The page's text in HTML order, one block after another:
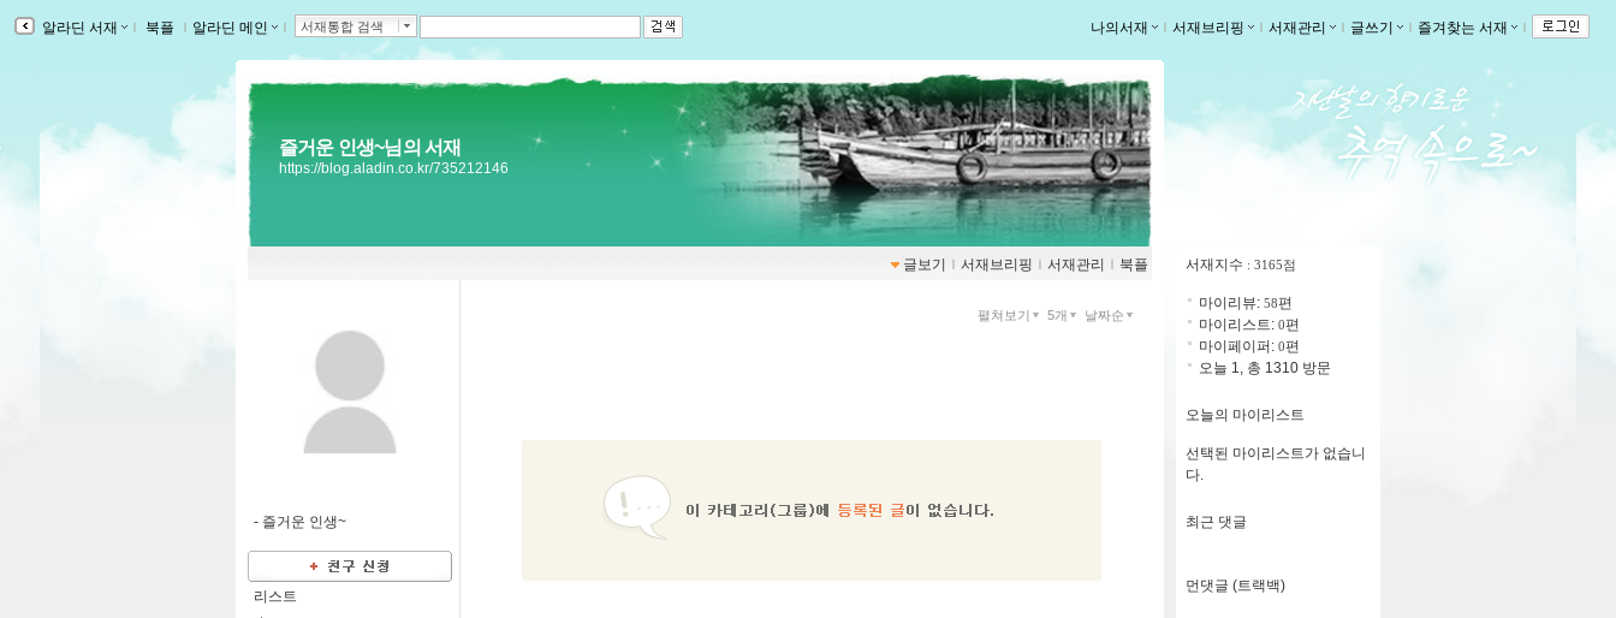
알라딘 서재 ｌ 북플 ｌ 알라딘 메인 ｌ 서재통합 검색 나의서재 ｌ 서재브리핑 ｌ 서재관리 ｌ 글쓰기 ｌ 즐겨찾는 서재 ｌ
즐거운 인생~님의 서재
https://blog.aladin.co.kr/735212146
글보기 ｌ 서재브리핑 ｌ 서재관리 ｌ 북플
- 즐거운 인생~
리스트
펼쳐보기 5개 날짜순
서재지수 : 3165점
마이리뷰: 58편
마이리스트: 0편
마이페이퍼: 0편
오늘 1, 총 1310 방문
오늘의 마이리스트
선택된 마이리스트가 없습니
다.
최근 댓글
먼댓글 (트랙백)